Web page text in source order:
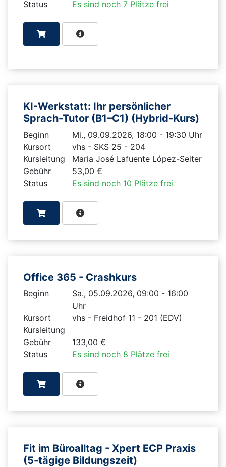
Status Es sind noch 7 Plätze frei
KI-Werkstatt: Ihr persönlicher
Sprach-Tutor (B1–C1) (Hybrid-Kurs)
Beginn
Mi., 09.09.2026, 18:00 - 19:30 Uhr
Kursort
vhs - SKS 25 - 204
Kursleitung
Maria José Lafuente López-Seiter
Gebühr
53,00 €
Status
Es sind noch 10 Plätze frei
Office 365 - Crashkurs
Beginn
Sa., 05.09.2026, 09:00 - 16:00
Uhr
Kursort
vhs - Freidhof 11 - 201 (EDV)
Kursleitung
Gebühr
133,00 €
Status
Es sind noch 8 Plätze frei
Fit im Büroalltag - Xpert ECP Praxis
(5-tägige Bildungszeit)